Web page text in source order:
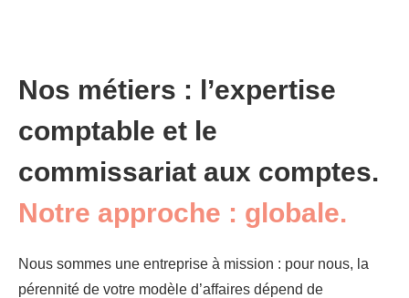
Nos métiers : l’expertise
comptable et le
commissariat aux comptes.
Notre approche : globale.
Nous sommes une entreprise à mission : pour nous, la
pérennité de votre modèle d’affaires dépend de